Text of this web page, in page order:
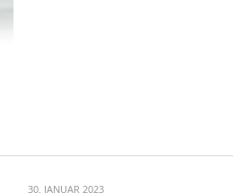
30. JANUAR 2023